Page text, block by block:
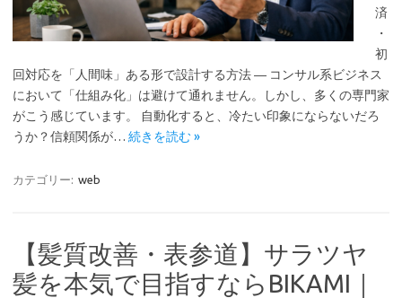
済
・
初
回対応を「人間味」ある形で設計する方法 ― コンサル系ビジネス
において「仕組み化」は避けて通れません。しかし、多くの専門家
がこう感じています。 自動化すると、冷たい印象にならないだろ
うか？信頼関係が… 続きを読む »
カテゴリー: web
【髪質改善・表参道】サラツヤ
髪を本気で目指すならBIKAMI｜